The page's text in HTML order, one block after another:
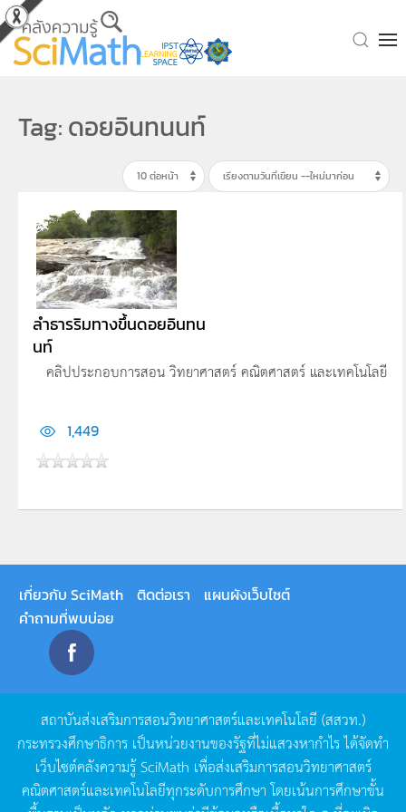
Skip to main content
Tag: ดอยอินทนนท์
ลำธารริมทางขึ้นดอยอินทน
นท์
คลิปประกอบการสอน วิทยาศาสตร์ คณิตศาสตร์ และเทคโนโลยี
1,449
เกี่ยวกับ SciMath ติดต่อเรา
แผนผังเว็บไซต์
คำถามที่พบบ่อย
สถาบันส่งเสริมการสอนวิทยาศาสตร์และเทคโนโลยี (สสวท.)
กระทรวงศึกษาธิการ เป็นหน่วยงานของรัฐที่ไม่แสวงหากำไรได้จัดทำ
เว็บไซต์คลังความรู้SciMath เพื่อส่งเสริมการสอนวิทยาศาสตร์
คณิตศาสตร์และเทคโนโลยีทุกระดับการศึกษา โดยเน้นการศึกษาขั้น